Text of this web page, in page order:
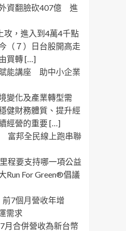
資翻臉砍407億 進
攻，進入到4萬4千點
（７）日台股開高走
買轉 […]
能講座 助中小企業
變化及產業轉型需
健財務體質、提升經
經營的重要 […]
富邦全民線上跑串聯
程要支持哪一項公益
Run For Green®倡議
7個月營收年增
需求
月合併營收為新台幣